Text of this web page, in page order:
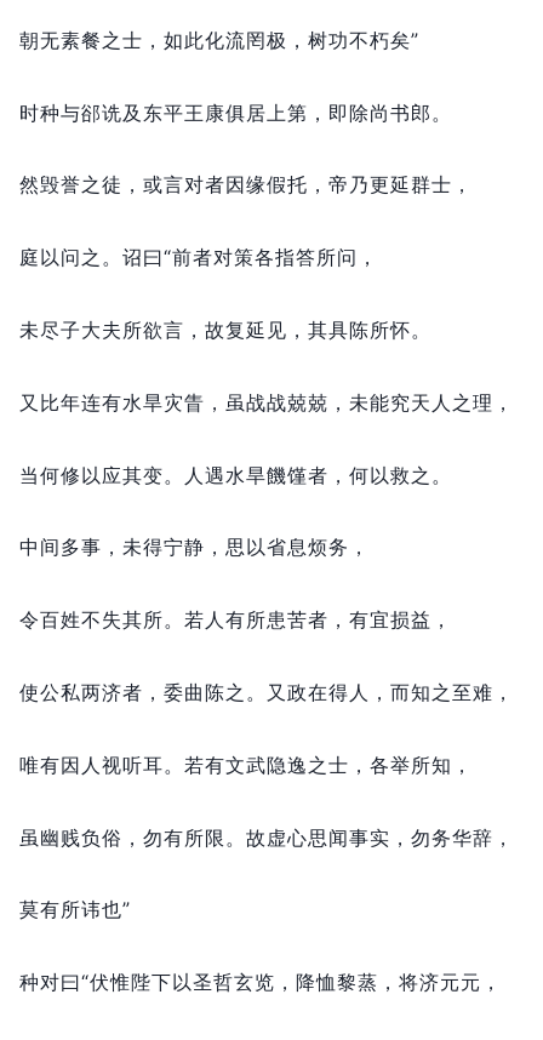
朝无素餐之士， 如此化流罔极， 树功不朽矣”
时种与郤诜及东平王康俱居上第， 即除尚书郎。
然毁誉之徒， 或言对者因缘假托， 帝乃更延群士，
庭以问之。 诏曰“前者对策各指答所问，
未尽子大夫所欲言， 故复延见， 其具陈所怀。
又比年连有水旱灾眚， 虽战战兢兢， 未能究天人之理，
当何修以应其变。 人遇水旱饑馑者， 何以救之。
中间多事， 未得宁静， 思以省息烦务，
令百姓不失其所。 若人有所患苦者， 有宜损益，
使公私两济者， 委曲陈之。 又政在得人， 而知之至难，
唯有因人视听耳。 若有文武隐逸之士， 各举所知，
虽幽贱负俗， 勿有所限。 故虚心思闻事实， 勿务华辞，
莫有所讳也”
种对曰“伏惟陛下以圣哲玄览， 降恤黎蒸， 将济元元，